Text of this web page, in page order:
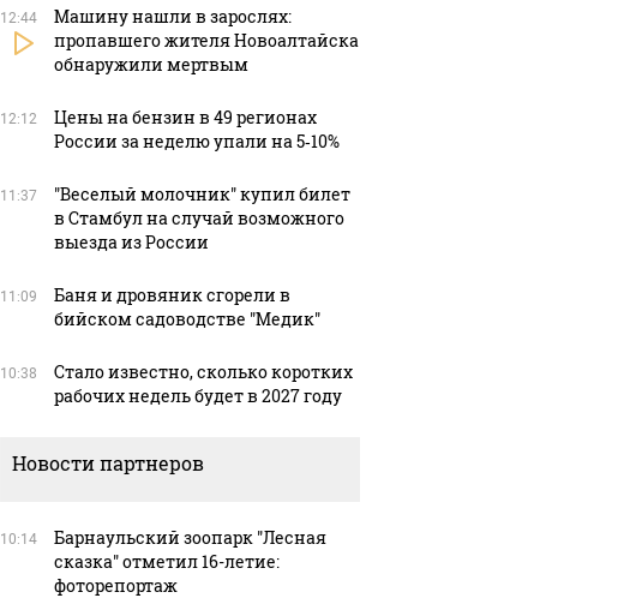
12:44
Машину нашли в зарослях:
пропавшего жителя Новоалтайска
обнаружили мертвым
12:12
Цены на бензин в 49 регионах
России за неделю упали на 5‑10%
11:37
"Веселый молочник" купил билет
в Стамбул на случай возможного
выезда из России
11:09
Баня и дровяник сгорели в
бийском садоводстве "Медик"
10:38
Стало известно, сколько коротких
рабочих недель будет в 2027 году
Новости партнеров
10:14
Барнаульский зоопарк "Лесная
сказка" отметил 16-летие:
фоторепортаж